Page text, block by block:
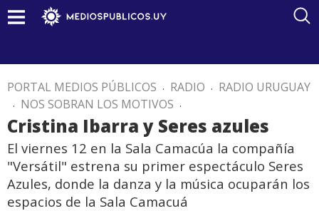
PORTAL MEDIOS PÚBLICOS . RADIO . RADIO URUGUAY
. NOS SOBRAN LOS MOTIVOS .
Cristina Ibarra y Seres azules
El viernes 12 en la Sala Camacúa la compañía
"Versátil" estrena su primer espectáculo Seres
Azules, donde la danza y la música ocuparán los
espacios de la Sala Camacuá